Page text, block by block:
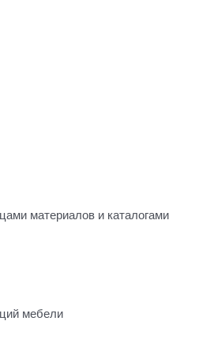
материалов и каталогами
мебели